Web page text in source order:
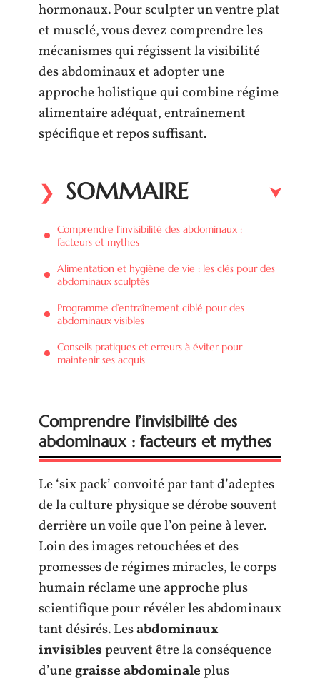
hormonaux. Pour sculpter un ventre plat
et musclé, vous devez comprendre les
mécanismes qui régissent la visibilité
des abdominaux et adopter une
approche holistique qui combine régime
alimentaire adéquat, entraînement
spécifique et repos suffisant.
SOMMAIRE
Comprendre l’invisibilité des abdominaux :
facteurs et mythes
Alimentation et hygiène de vie : les clés pour des
abdominaux sculptés
Programme d’entraînement ciblé pour des
abdominaux visibles
Conseils pratiques et erreurs à éviter pour
maintenir ses acquis
Comprendre l’invisibilité des
abdominaux : facteurs et mythes
Le ‘six pack’ convoité par tant d’adeptes
de la culture physique se dérobe souvent
derrière un voile que l’on peine à lever.
Loin des images retouchées et des
promesses de régimes miracles, le corps
humain réclame une approche plus
scientifique pour révéler les abdominaux
tant désirés. Lesabdominaux
invisiblespeuvent être la conséquence
d’unegraisse abdominaleplus